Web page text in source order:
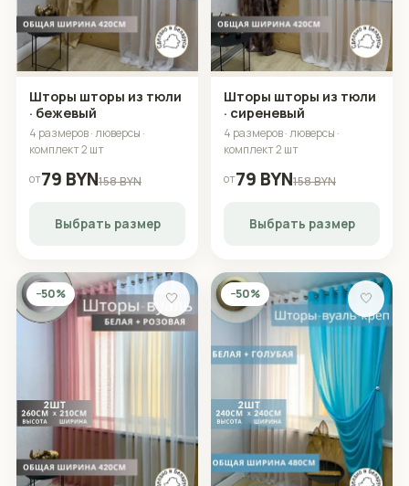
Шторы шторы из тюли
· бежевый
4 размеров · люверсы ·
комплект 2 шт
от79 BYN158 BYN
Выбрать размер
Шторы шторы из тюли
· сиреневый
4 размеров · люверсы ·
комплект 2 шт
от79 BYN158 BYN
Выбрать размер
−50% 🤍 −50% 🤍